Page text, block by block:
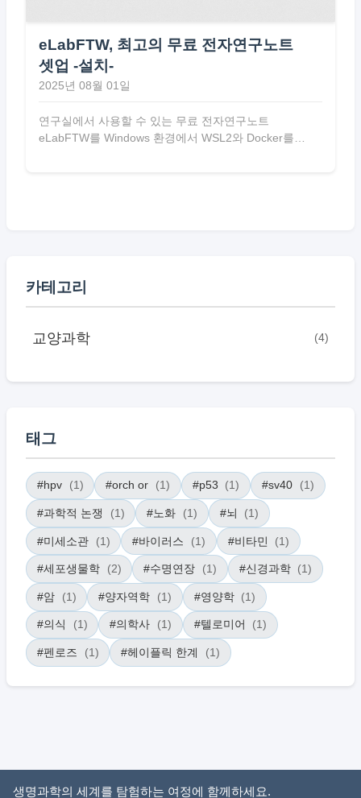
eLabFTW, 최고의 무료 전자연구노트
셋업 -설치-
2025년 08월 01일
연구실에서 사용할 수 있는 무료 전자연구노트
eLabFTW를 Windows 환경에서 WSL2와 Docker를
카테고리
교양과학 (4)
태그
#hpv (1) #orch or (1) #p53 (1) #sv40 (1)
#과학적 논쟁 (1) #노화 (1) #뇌 (1)
#미세소관 (1) #바이러스 (1) #비타민 (1)
#세포생물학 (2) #수명연장 (1) #신경과학 (1)
#암 (1) #양자역학 (1) #영양학 (1)
#의식 (1) #의학사 (1) #텔로미어 (1)
#펜로즈 (1) #헤이플릭 한계 (1)
생명과학의 세계를 탐험하는 여정에 함께하세요.